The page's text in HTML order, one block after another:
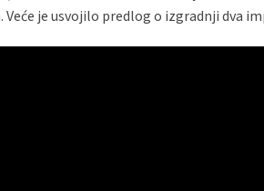
Veće je usvojilo predlog o izgradnji dva